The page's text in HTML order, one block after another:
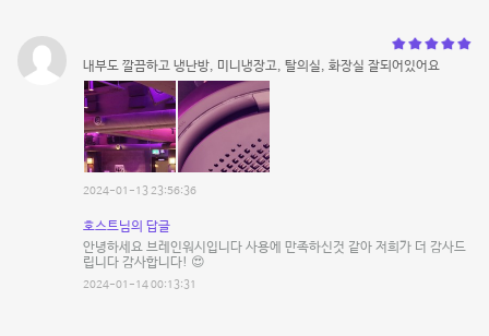
내부도 깔끔하고 냉난방, 미니냉장고, 탈의실, 화장실 잘되어있어요
2024-01-13 23:56:36
호스트님의 답글
안녕하세요 브레인워시입니다 사용에 만족하신것 같아 저희가 더 감사드
립니다 감사합니다! 😍
2024-01-14 00:13:31